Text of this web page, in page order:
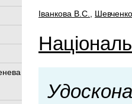
Іванкова В.С.